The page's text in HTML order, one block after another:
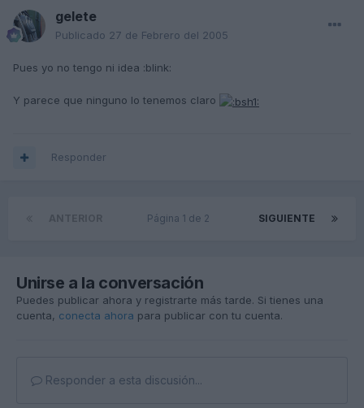
gelete
Publicado 27 de Febrero del 2005
Pues yo no tengo ni idea :blink:
Y parece que ninguno lo tenemos claro
Responder
SIGUIENTE
Página 1 de 2
Unirse a la conversación
Puedes publicar ahora y registrarte más tarde. Si tienes una
cuenta, conecta ahora para publicar con tu cuenta.
Responder a esta discusión...